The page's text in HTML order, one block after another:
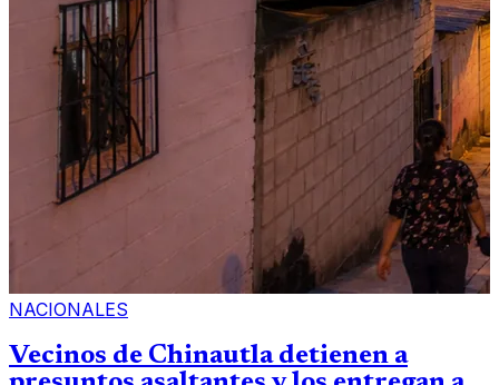
NACIONALES
Vecinos de Chinautla detienen a